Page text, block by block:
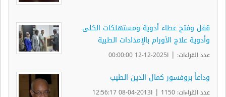
قفل وفتح عطاء أدوية ومستهلكات الكلى
وأدوية علاج الأورام بالإمدادات الطبية
عدد القراءات: | ا2025-12-12 00:00:00
وداعاً بروفسور كمال الدين الطيب
عدد القراءات: 1150 | ا2013-04-08 12:56:17